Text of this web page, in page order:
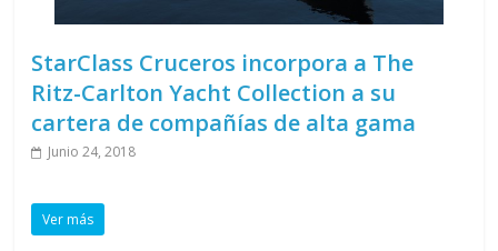
StarClass Cruceros incorpora a The
Ritz-Carlton Yacht Collection a su
cartera de compañías de alta gama
Junio 24, 2018
Ver más